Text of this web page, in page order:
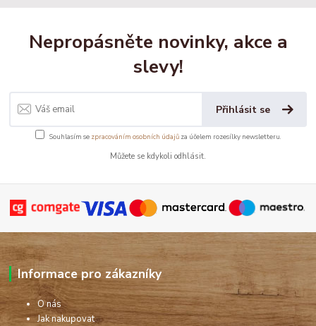
Nepropásněte novinky, akce a
slevy!
Přihlásit se
Souhlasím se zpracováním osobních údajůza účelem rozesílky newsletteru.
Můžete se kdykoli odhlásit.
Informace pro zákazníky
O nás
Jak nakupovat